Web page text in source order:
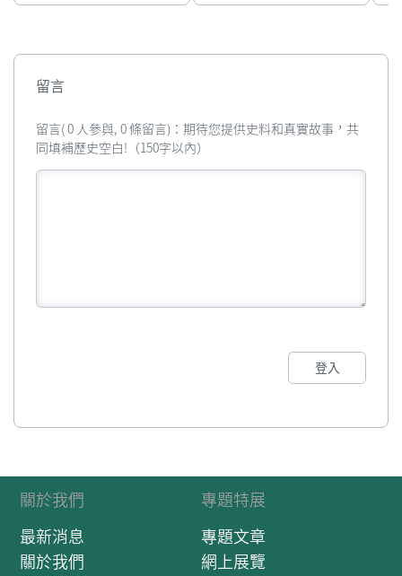
留言
留言( 0 人參與, 0 條留言)：期待您提供史料和真實故事，共
同填補歷史空白!（150字以內）
登入
關於我們
最新消息
關於我們
專題特展
專題文章
網上展覽